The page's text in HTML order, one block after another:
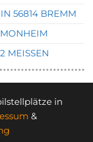
56814 BREMM
in
&